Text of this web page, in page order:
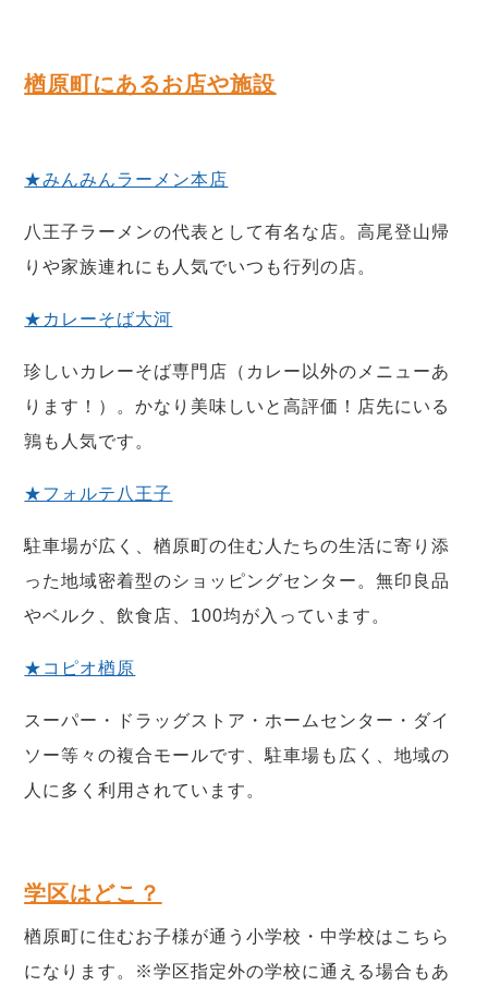
楢原町にあるお店や施設
★みんみんラーメン本店
八王子ラーメンの代表として有名な店。高尾登山帰
りや家族連れにも人気でいつも行列の店。
★カレーそば大河
珍しいカレーそば専門店（カレー以外のメニューあ
ります！）。かなり美味しいと高評価！店先にいる
鶉も人気です。
★フォルテ八王子
駐車場が広く、楢原町の住む人たちの生活に寄り添
った地域密着型のショッピングセンター。無印良品
やベルク、飲食店、100均が入っています。
★コピオ楢原
スーパー・ドラッグストア・ホームセンター・ダイ
ソー等々の複合モールです、駐車場も広く、地域の
人に多く利用されています。
学区はどこ？
楢原町に住むお子様が通う小学校・中学校はこちら
になります。※学区指定外の学校に通える場合もあ